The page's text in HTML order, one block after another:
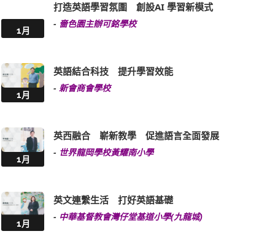
1月
打造英語學習氛圍 創設AI 學習新模式
- 嗇色園主辦可銘學校
1月
英語結合科技 提升學習效能
- 新會商會學校
1月
英西融合 嶄新教學 促進語言全面發展
- 世界龍岡學校黃耀南小學
1月
英文連繫生活 打好英語基礎
- 中華基督教會灣仔堂基道小學(九龍城)